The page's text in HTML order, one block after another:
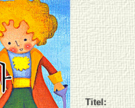
Titel: